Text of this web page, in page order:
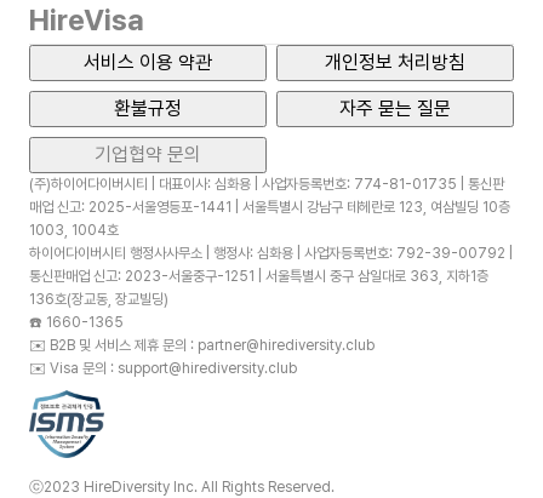
HireVisa
서비스 이용 약관
개인정보 처리방침
환불규정
자주 묻는 질문
기업협약 문의
(주)하이어다이버시티 | 대표이사: 심화용 | 사업자등록번호: 774-81-01735 | 통신판
매업 신고: 2025-서울영등포-1441 | 서울특별시 강남구 테헤란로 123, 여삼빌딩 10층
1003, 1004호
하이어다이버시티 행정사사무소 | 행정사: 심화용 | 사업자등록번호: 792-39-00792 |
통신판매업 신고: 2023-서울중구-1251 | 서울특별시 중구 삼일대로 363, 지하1층
136호(장교동, 장교빌딩)
☎️ 1660-1365
✉️ B2B 및 서비스 제휴 문의 : partner@hirediversity.club
✉️ Visa 문의 : support@hirediversity.club
ⓒ2023 HireDiversity Inc. All Rights Reserved.